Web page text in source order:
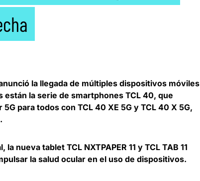
la llegada de múltiples dispositivos móviles
están la serie de smartphones TCL 40, que
para todos con TCL 40 XE 5G y TCL 40 X 5G,
la nueva tablet TCL NXTPAPER 11 y TCL TAB 11
la salud ocular en el uso de dispositivos.